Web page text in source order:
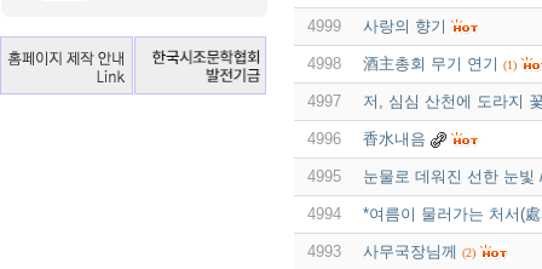
4999 사랑의 향기
4998 酒主총회 무기 연기 (1)
4997 저, 심심 산천에 도라지
4996 香水내음
4995 눈물로 데워진 선한 눈빛
4994 *여름이 물러가는 처서(
4993 사무국장님께 (2)